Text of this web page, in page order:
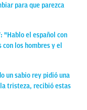
para que parezca
"Hablo el español con
los hombres y el
un sabio rey pidió una
tristeza, recibió estas